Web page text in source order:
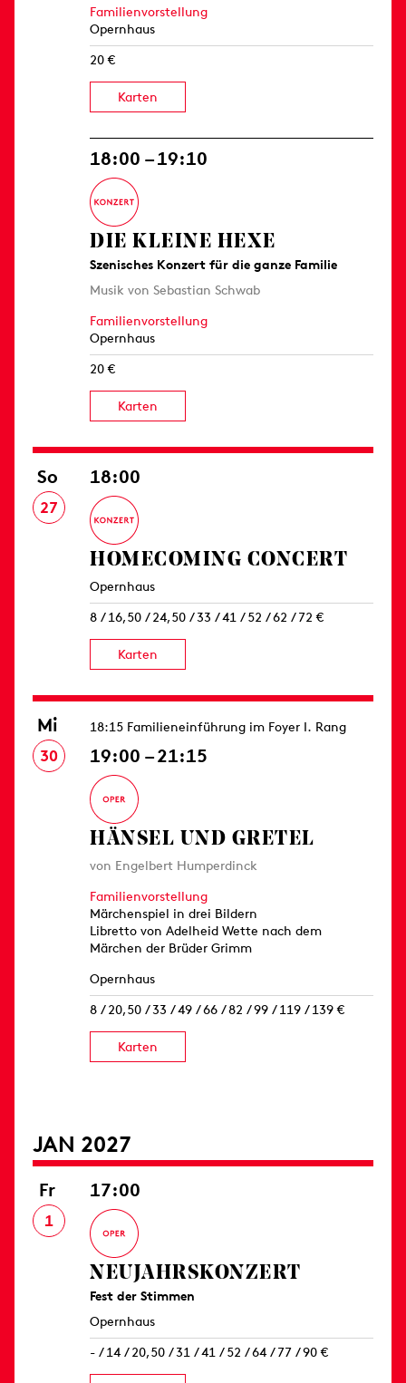
Familienvorstellung
Opernhaus
20 €
Karten
18:00 – 19:10
DIE KLEINE HEXE
Szenisches Konzert für die ganze Familie
Musik von Sebastian Schwab
Familienvorstellung
Opernhaus
20 €
Karten
So
27
18:00
HOMECOMING CONCERT
Opernhaus
8 / 16,50 / 24,50 / 33 / 41 / 52 / 62 / 72 €
Karten
Mi
30
18:15 Familieneinführung im Foyer I. Rang
19:00 – 21:15
HÄNSEL UND GRETEL
von Engelbert Humperdinck
Familienvorstellung
Märchenspiel in drei Bildern
Libretto von Adelheid Wette nach dem
Märchen der Brüder Grimm
Opernhaus
8 / 20,50 / 33 / 49 / 66 / 82 / 99 / 119 / 139 €
Karten
JAN 2027
Fr
1
17:00
NEUJAHRS­KONZERT
Fest der Stimmen
Opernhaus
- / 14 / 20,50 / 31 / 41 / 52 / 64 / 77 / 90 €